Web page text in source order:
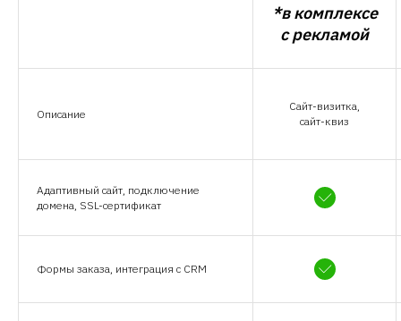
*в комплексе
с рекламой
Описание
Сайт-визитка,
сайт-квиз
Адаптивный сайт, подключение
домена, SSL-сертификат
Формы заказа, интеграция с CRM